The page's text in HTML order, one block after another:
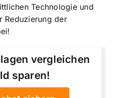
Technologie und
Reduzierung der
vergleichen
sparen!